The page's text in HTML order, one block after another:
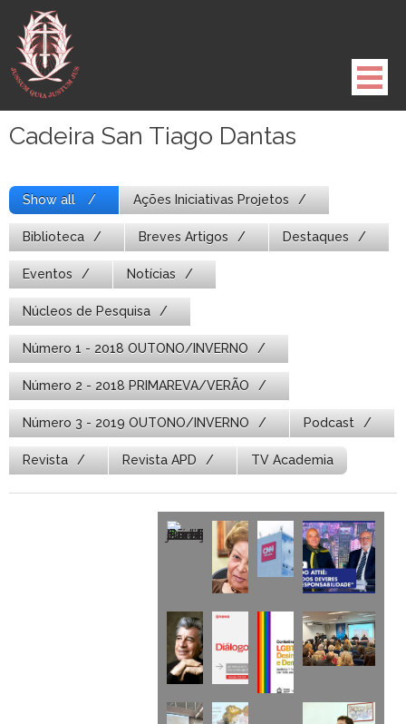
para
conteúdo
Cadeira San Tiago Dantas
Show all Ações Iniciativas Projetos
Biblioteca Breves Artigos Destaques
Eventos Notícias
Núcleos de Pesquisa
Número 1 - 2018 OUTONO/INVERNO
Número 2 - 2018 PRIMAREVA/VERÃO
Número 3 - 2019 OUTONO/INVERNO Podcast
Revista Revista APD TV Academia